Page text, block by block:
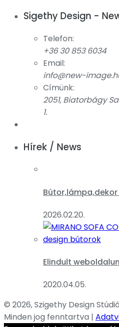
Sigethy Design -
Telefon:
+36 30 853 6034
Email:
info@new-
Címünk:
2051, Biatorbágy
1.
Hírek / News
2026.02.20.
Elindult
2020.04.05.
© 2026, Szigethy Design
Minden jog fenntartva |